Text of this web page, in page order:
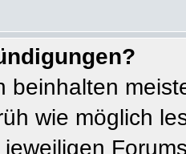
beinhalten
wie möglich